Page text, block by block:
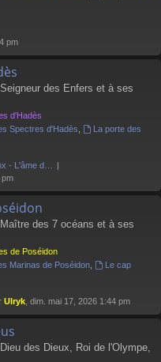
pm
des Enfers et à ses
d'Hadès
Spectres d'Hadès
La porte des
- L'âme d…
pm
des 7 océans et à ses
de Poséidon
Marinas de Poséidon,
Le cap
Ulryk , dim. mai 17, 2026 1:44 pm
des Dieux, Roi de l'Olympe,